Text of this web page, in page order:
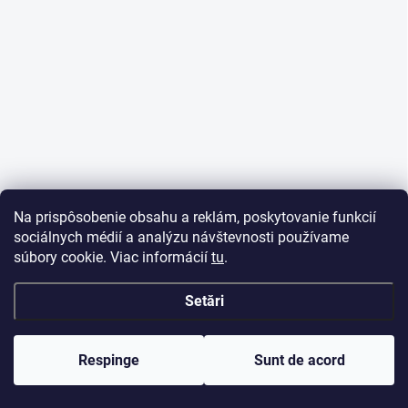
Na prispôsobenie obsahu a reklám, poskytovanie funkcií
sociálnych médií a analýzu návštevnosti používame
súbory cookie. Viac informácií tu.
Setări
Respinge Sunt de acord